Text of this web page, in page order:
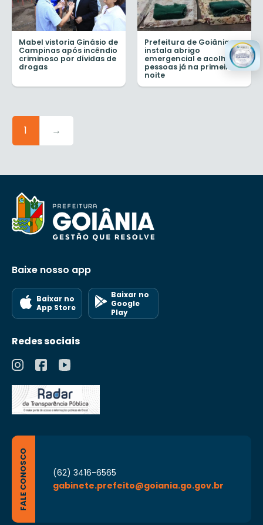
Mabel vistoria Ginásio de
Campinas após incêndio
criminoso por dívidas de
drogas
Prefeitura de Goiânia
instala abrigo
emergencial e acolhe 11
pessoas já na primeira
noite
1 →
Baixe nosso app
Baixar no
App Store
Baixar no
Google
Play
Redes sociais
FALE CONOSCO
(62) 3416-6565
gabinete.prefeito@goiania.go.gov.br